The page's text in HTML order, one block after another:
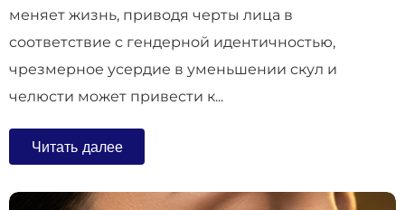
меняет жизнь, приводя черты лица в
соответствие с гендерной идентичностью,
чрезмерное усердие в уменьшении скул и
челюсти может привести к...
Читать далее